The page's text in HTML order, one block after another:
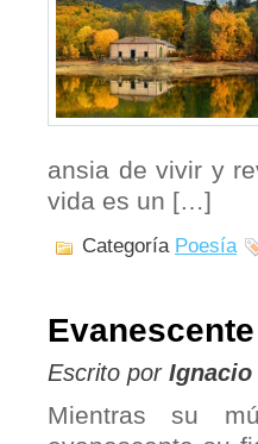
ansia de vivir y
vida es un […]
Categoría Poesía
Escrito por Ignacio
Mientras su